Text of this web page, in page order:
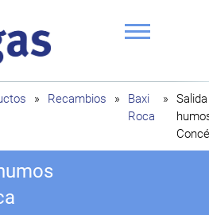
Ragas
» Recambios »
Baxi
Roca
»